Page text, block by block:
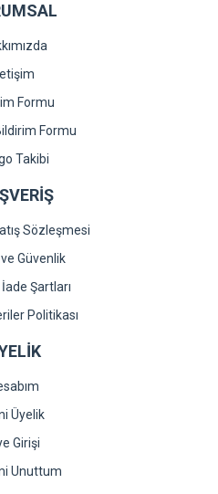
olmalı.
Formu
Formu
Takibi
Sözleşmesi
Güvenlik
Şartları
Politikası
Üyelik
Girişi
Unuttum